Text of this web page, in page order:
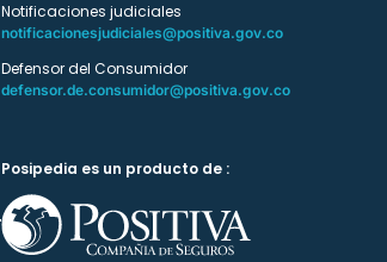
Notificaciones judiciales
notificacionesjudiciales@positiva.gov.co
Defensor del Consumidor
defensor.de.consumidor@positiva.gov.co
Posipedia es un producto de :